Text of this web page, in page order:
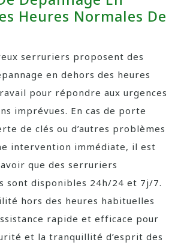
Heures Normales De
serruriers proposent des
en dehors des heures
pour répondre aux urgences
imprévues. En cas de porte
de clés ou d’autres problèmes
intervention immédiate, il est
que des serruriers
sont disponibles 24h/24 et 7j/7.
hors des heures habituelles
rapide et efficace pour
et la tranquillité d’esprit des